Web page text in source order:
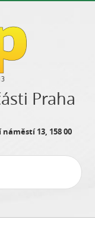
Praha
13, 158 00